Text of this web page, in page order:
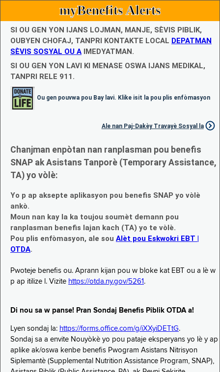
myBenefits Alerts
SI OU GEN YON IJANS LOJMAN, MANJE, SÈVIS PIBLIK,
OUBYEN CHOFAJ, TANPRI KONTAKTE LOCAL DEPATMAN
SÈVIS SOSYAL OU A IMEDYATMAN.
SI OU GEN YON LAVI KI MENASE OSWA IJANS MEDIKAL,
TANPRI RELE 911.
Ou gen pouvwa pou Bay lavi. Klike isit la pou plis enfòmasyon
Ale nan Paj-Dakèy Travayè Sosyal la
Chanjman enpòtan nan ranplasman pou benefis
SNAP ak Asistans Tanporè (Temporary Assistance,
TA) yo vòlè:
Yo p ap aksepte aplikasyon pou benefis SNAP yo vòlè
ankò.
Moun nan kay la ka toujou soumèt demann pou
ranplasman benefis lajan kach (TA) yo te vòlè.
Pou plis enfòmasyon, ale sou Alèt pou Eskwokri EBT |
OTDA.
Pwoteje benefis ou. Aprann kijan pou w bloke kat EBT ou a lè w
p ap itilize l. Vizite https://otda.ny.gov/5261 .
Di nou sa w panse! Pran Sondaj Benefis Piblik OTDA a!
Lyen sondaj la: https://forms.office.com/g/iXXyiDETtG.
Sondaj sa a envite Nouyòkè yo pou pataje eksperyans yo lè y ap
aplike ak/oswa kenbe benefis Pwogram Asistans Nitrisyon
Siplemantè (Supplemental Nutrition Assistance Program, SNAP),